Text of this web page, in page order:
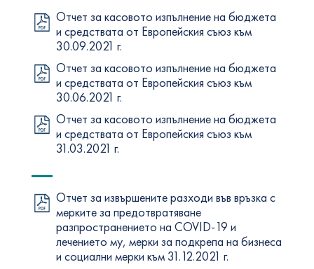
Отчет за касовото изпълнение на бюджета
и средствата от Европейския съюз към
30.09.2021 г.
Отчет за касовото изпълнение на бюджета
и средствата от Европейския съюз към
30.06.2021 г.
Отчет за касовото изпълнение на бюджета
и средствата от Европейския съюз към
31.03.2021 г.
Отчет за извършените разходи във връзка с
мерките за предотвратяване
разпространението на COVID-19 и
лечението му, мерки за подкрепа на бизнеса
и социални мерки към 31.12.2021 г.